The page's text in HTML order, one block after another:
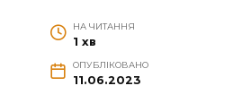
НА ЧИТАННЯ
1 хв
ОПУБЛІКОВАНО
11.06.2023